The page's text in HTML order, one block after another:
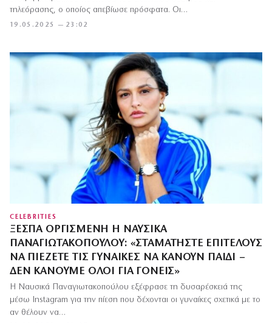
19.05.2025 — 23:02
τηλεόρασης, ο οποίος απεβίωσε πρόσφατα. Οι…
CELEBRITIES
ΞΕΣΠΆ ΟΡΓΙΣΜΈΝΗ Η ΝΑΥΣΙΚΆ
ΠΑΝΑΓΙΩΤΑΚΟΠΟΎΛΟΥ: «ΣΤΑΜΑΤΉΣΤΕ ΕΠΙΤΈΛΟΥΣ
ΝΑ ΠΙΈΖΕΤΕ ΤΙΣ ΓΥΝΑΊΚΕΣ ΝΑ ΚΆΝΟΥΝ ΠΑΙΔΊ –
ΔΕΝ ΚΆΝΟΥΜΕ ΌΛΟΙ ΓΙΑ ΓΟΝΕΊΣ»
Η Ναυσικά Παναγιωτακοπούλου εξέφρασε τη δυσαρέσκειά της
μέσω Instagram για την πίεση που δέχονται οι γυναίκες σχετικά με το
αν θέλουν να…